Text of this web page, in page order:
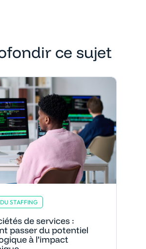
ce sujet
STAFFING
de services :
passer du potentiel
à l’impact